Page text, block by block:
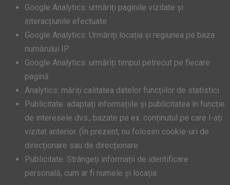
Google Analytics: urmăriți paginile vizitate și
interacțiunile efectuate
Google Analytics: Urmăriți locația și regiunea pe baza
numărului IP
Google Analytics: urmăriți timpul petrecut pe fiecare
pagină
Analytics: măriți calitatea datelor funcțiilor de statistici
Publicitate: adaptați informațiile și publicitatea în funcție
de interesele dvs., bazate pe ex. conținutul pe care l-ați
vizitat anterior. (În prezent, nu folosim cookie-uri de
direcționare sau de direcționare
Publicitate: Strângeți informații de identificare
personală, cum ar fi numele și locația